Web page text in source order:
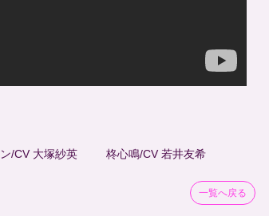
/CV 大塚紗英 柊心鳴/CV 若井友希
一覧へ戻る